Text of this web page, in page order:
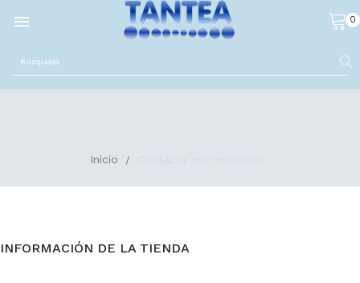
 0
Inicio Contacte con nosotros
INFORMACIÓN DE LA TIENDA